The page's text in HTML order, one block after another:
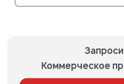
Коммерческое